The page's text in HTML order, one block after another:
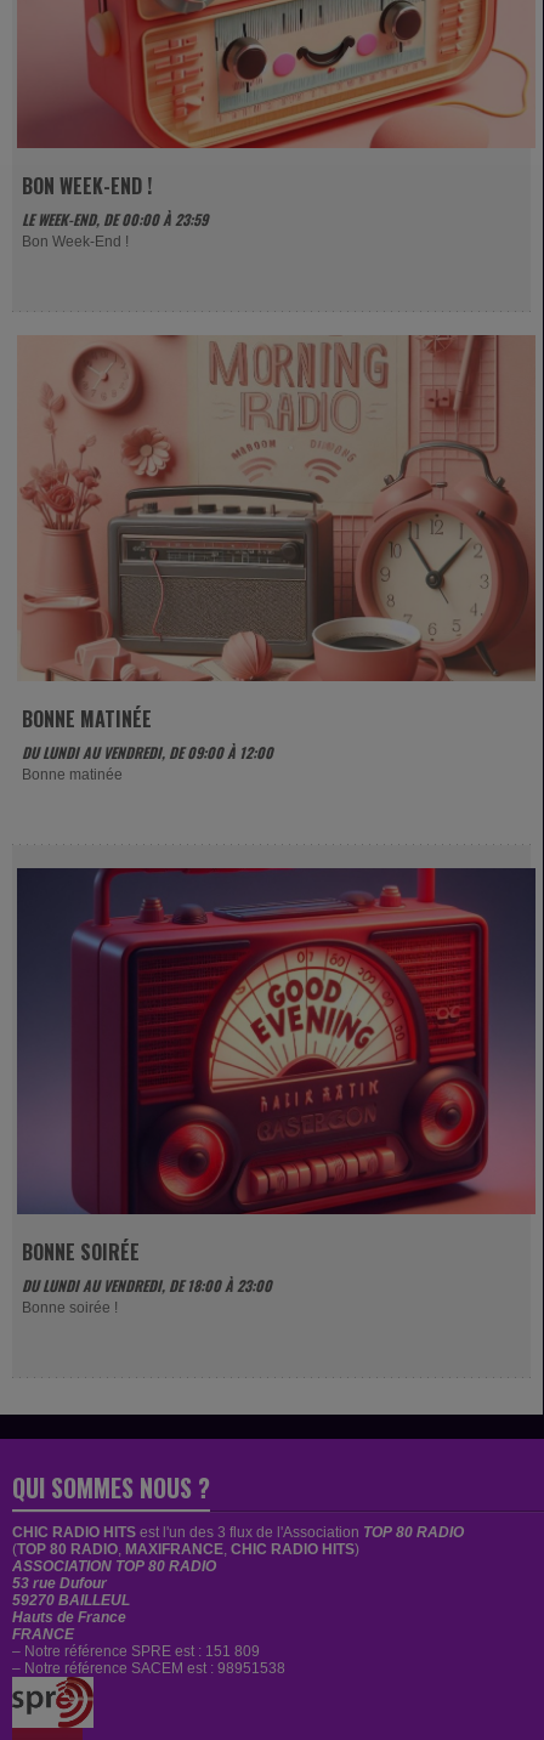
BON WEEK-END !
LE WEEK-END, DE 00:00 À 23:59
Bon Week-End !
BONNE MATINÉE
DU LUNDI AU VENDREDI, DE 09:00 À 12:00
Bonne matinée
BONNE SOIRÉE
DU LUNDI AU VENDREDI, DE 18:00 À 23:00
Bonne soirée !
QUI SOMMES NOUS ?
CHIC RADIO HITS est l'un des 3 flux de l'Association TOP 80 RADIO
(TOP 80 RADIO, MAXIFRANCE, CHIC RADIO HITS)
ASSOCIATION TOP 80 RADIO
53 rue Dufour
59270 BAILLEUL
Hauts de France
FRANCE
– Notre référence SPRE est : 151 809
– Notre référence SACEM est : 98951538